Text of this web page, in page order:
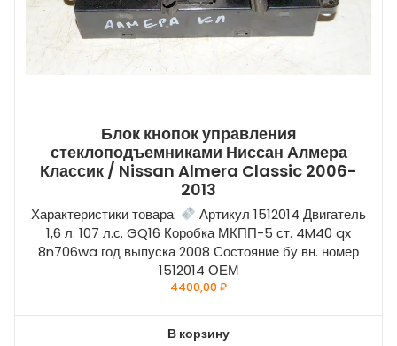
Блок кнопок управления
стеклоподъемниками Ниссан Алмера
Классик / Nissan Almera Classic 2006-
2013
Характеристики товара:
Артикул 1512014 Двигатель
1,6 л. 107 л.с. GQ16 Коробка МКПП-5 ст. 4M40 qx
8n706wa год выпуска 2008 Состояние бу вн. номер
1512014 ОЕМ
4400,00₽
В корзину